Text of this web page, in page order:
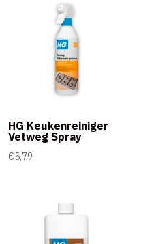
HG Keukenreiniger
Vetweg Spray
€5,79